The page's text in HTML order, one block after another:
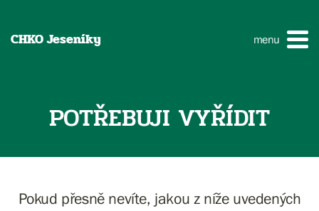
CHKO Jeseníky menu
POTŘEBUJI VYŘÍDIT
Pokud přesně nevíte, jakou z níže uvedených